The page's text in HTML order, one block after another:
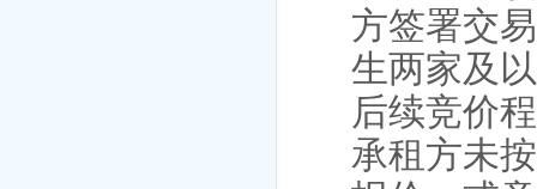
方签署交
生两家及
后续竞价
承租方未